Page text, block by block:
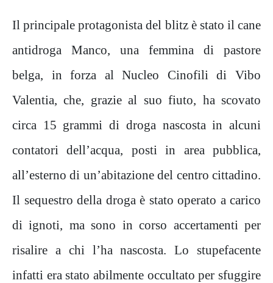
Il principale protagonista del blitz è stato il cane
antidroga Manco, una femmina di pastore
belga, in forza al Nucleo Cinofili di Vibo
Valentia, che, grazie al suo fiuto, ha scovato
circa 15 grammi di droga nascosta in alcuni
contatori dell’acqua, posti in area pubblica,
all’esterno di un’abitazione del centro cittadino.
Il sequestro della droga è stato operato a carico
di ignoti, ma sono in corso accertamenti per
risalire a chi l’ha nascosta. Lo stupefacente
infatti era stato abilmente occultato per sfuggire